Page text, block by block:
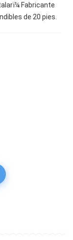
Fabricante
de 20 pies.